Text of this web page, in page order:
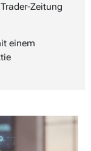
Zeitung
einem